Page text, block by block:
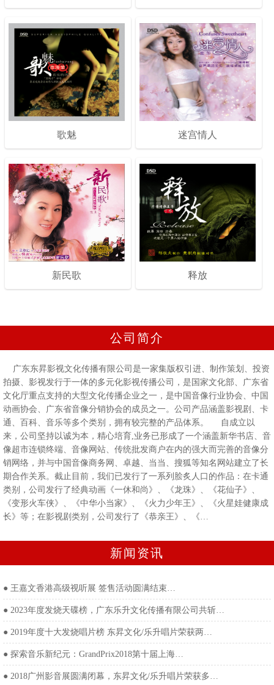
歌魅 迷宫情人
新民歌 释放
公司简介
广东东昇影视文化传播有限公司是一家集版权引进、制作策划、投资
拍摄、影视发行于一体的多元化影视传播公司，是国家文化部、广东省
文化厅重点支持的大型文化传播企业之一，是中国音像行业协会、中国
动画协会、广东省音像分销协会的成员之一。公司产品涵盖影视剧、卡
通、百科、音乐等多个类别，拥有较完整的产品体系。 自成立以
来，公司坚持以诚为本，精心培育,业务已形成了一个涵盖新华书店、音
像超市连锁终端、音像网站、传统批发商户在内的强大而完善的音像分
销网络，并与中国音像商务网、卓越、当当、搜狐等知名网站建立了长
期合作关系。截止目前，我们已发行了一系列脍炙人口的作品：在卡通
类别，公司发行了经典动画《一休和尚》、《龙珠》、《花仙子》、
《变形火车侠》、《中华小当家》、《火力少年王》、《火星娃健康成
长》等；在影视剧类别，公司发行了《恭亲王》、《…
新闻资讯
● 王嘉文香港高级视听展 签售活动圆满结束…
● 2023年度发烧天碟榜，广东乐升文化传播有限公司共斩…
● 2019年度十大发烧唱片榜 东昇文化/乐升唱片荣获两…
● 探索音乐新纪元：GrandPrix2018第十届上海…
● 2018广州影音展圆满闭幕，东昇文化/乐升唱片荣获多…